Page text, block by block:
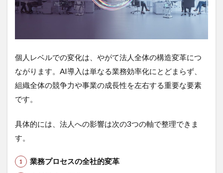
個人レベルでの変化は、やがて法人全体の構造変革につ
ながります。AI導入は単なる業務効率化にとどまらず、
組織全体の競争力や事業の成長性を左右する重要な要素
です。
具体的には、法人への影響は次の3つの軸で整理できま
す。
業務プロセスの全社的変革